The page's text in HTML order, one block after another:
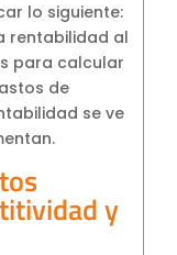
lo siguiente:
rentabilidad al
para calcular
de
se ve
y